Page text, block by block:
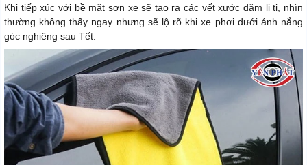
Khi tiếp xúc với bề mặt sơn xe sẽ tạo ra các vết xước dăm li ti, nhìn
thường không thấy ngay nhưng sẽ lộ rõ khi xe phơi dưới ánh nắng
góc nghiêng sau Tết.